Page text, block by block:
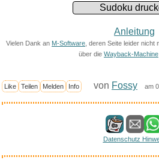
Anleitung
Vielen Dank an M-Software , deren Seite leider
über die Wayback-Machine
Like Teilen Melden Info von Fossy am
Datenschutz